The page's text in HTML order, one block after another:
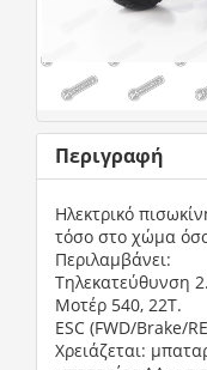
Περιγραφή
Ηλεκτρικό
τόσο στο χώμα
Περιλαμβάνει:
Tηλεκατεύθυνση
Moτέρ 540, 22Τ.
ESC (FWD/Brake/
Χρειάζεται: